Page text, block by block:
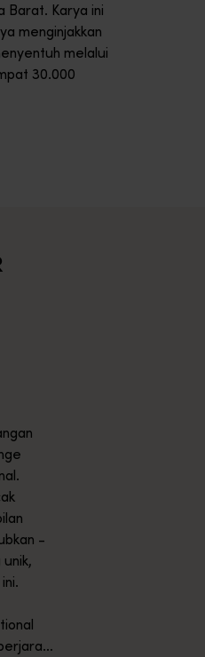
Barat. Karya ini
menginjakkan
melalui
30.000
ke Kimberley.
-